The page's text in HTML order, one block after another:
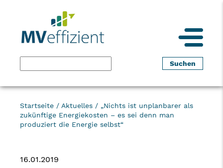
Startseite / Aktuelles / „Nichts ist unplanbarer als
zukünftige Energiekosten – es sei denn man
produziert die Energie selbst“
16.01.2019